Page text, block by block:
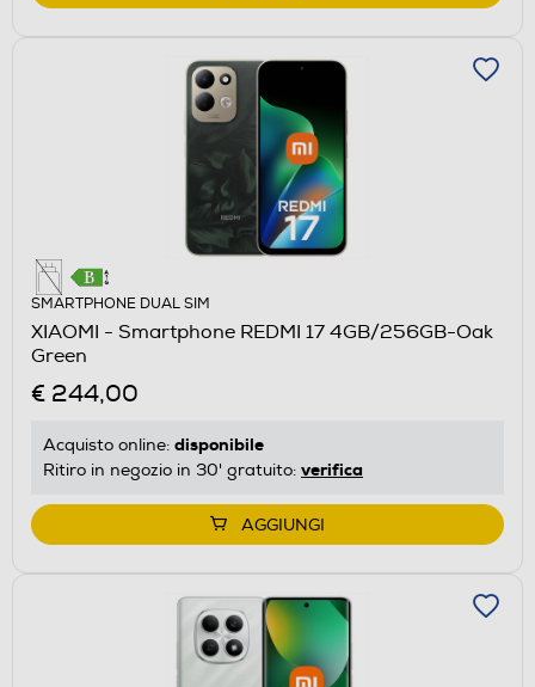
SMARTPHONE DUAL SIM
XIAOMI - Smartphone REDMI 17 4GB/256GB-Oak
Green
€ 244,00
Acquisto online: disponibile
Ritiro in negozio in 30' gratuito: verifica
AGGIUNGI